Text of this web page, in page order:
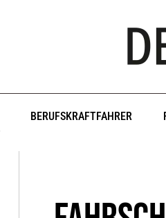
BERUFSKRAFTFAHRER